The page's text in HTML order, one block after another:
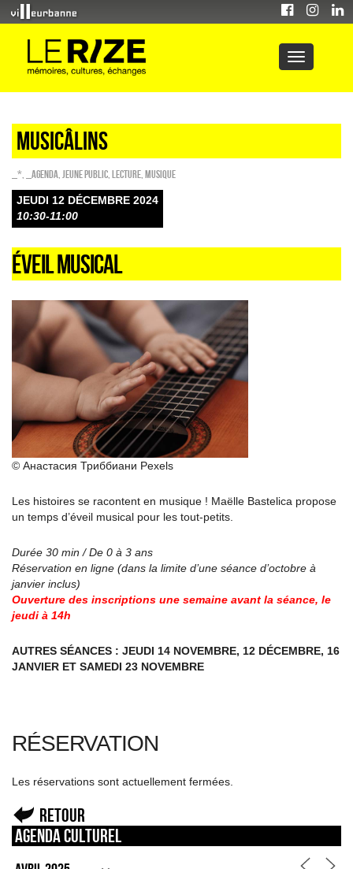
Musicâlins
_* _Agenda Jeune public Lecture Musique
JEUDI 12 DÉCEMBRE 2024
10:30-11:00
ÉVEIL MUSICAL
© Анастасия Триббиани Pexels
Les histoires se racontent en musique ! Maëlle Bastelica propose
un temps d’éveil musical pour les tout-petits.
Durée 30 min / De 0 à 3 ans
Réservation en ligne (dans la limite d’une séance d’octobre à
janvier inclus)
Ouverture des inscriptions une semaine avant la séance, le
jeudi à 14h
AUTRES SÉANCES : JEUDI 14 NOVEMBRE, 12 DÉCEMBRE, 16
JANVIER ET SAMEDI 23 NOVEMBRE
RÉSERVATION
Les réservations sont actuellement fermées.
Retour
Agenda culturel